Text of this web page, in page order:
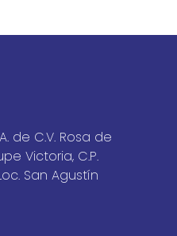
de C.V. Rosa de
Victoria, C.P.
San Agustín